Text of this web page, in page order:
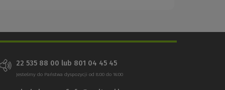
22 535 88 00 lub 801 04 45 45
Jesteśmy do Państwa dyspozycji od 8:00 do 16:00